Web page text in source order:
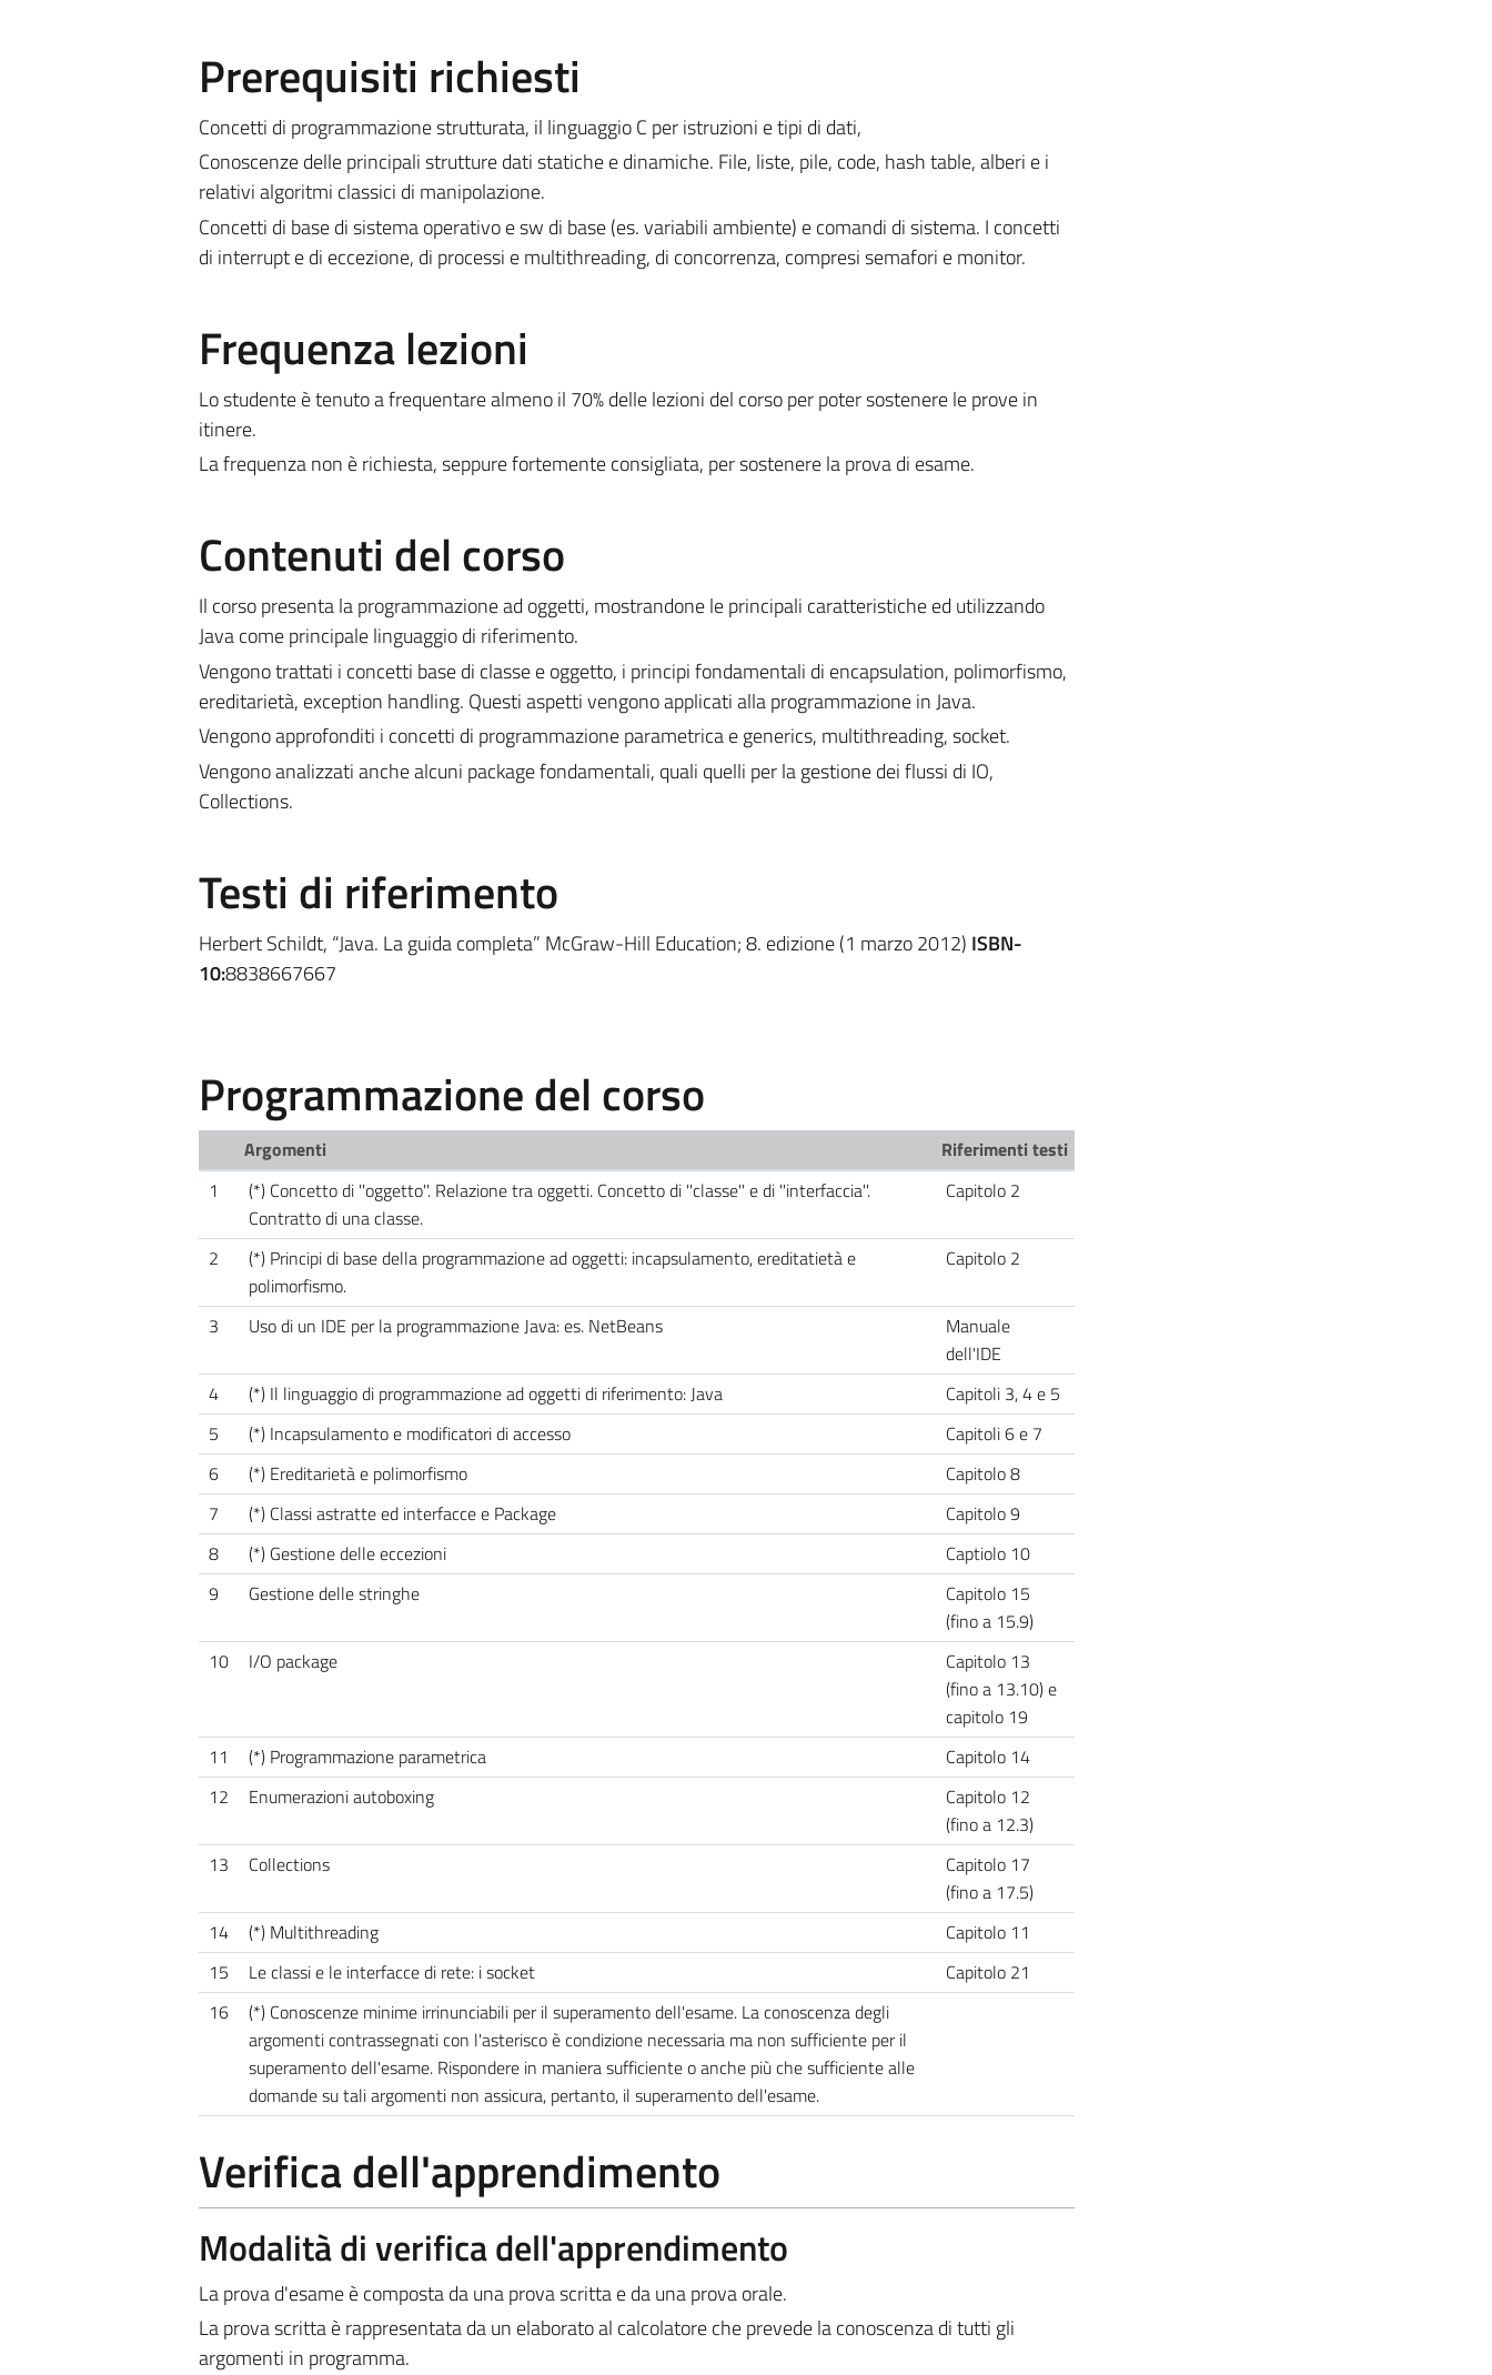
Prerequisiti richiesti
Concetti di programmazione strutturata, il linguaggio C per istruzioni e tipi di dati,
Conoscenze delle principali strutture dati statiche e dinamiche. File, liste, pile, code, hash table, alberi e i
relativi algoritmi classici di manipolazione.
Concetti di base di sistema operativo e sw di base (es. variabili ambiente) e comandi di sistema. I concetti
di interrupt e di eccezione, di processi e multithreading, di concorrenza, compresi semafori e monitor.
Frequenza lezioni
Lo studente è tenuto a frequentare almeno il 70% delle lezioni del corso per poter sostenere le prove in
itinere.
La frequenza non è richiesta, seppure fortemente consigliata, per sostenere la prova di esame.
Contenuti del corso
Il corso presenta la programmazione ad oggetti, mostrandone le principali caratteristiche ed utilizzando
Java come principale linguaggio di riferimento.
Vengono trattati i concetti base di classe e oggetto, i principi fondamentali di encapsulation, polimorfismo,
ereditarietà, exception handling. Questi aspetti vengono applicati alla programmazione in Java.
Vengono approfonditi i concetti di programmazione parametrica e generics, multithreading, socket.
Vengono analizzati anche alcuni package fondamentali, quali quelli per la gestione dei flussi di IO,
Collections.
Testi di riferimento
Herbert Schildt, “Java. La guida completa” McGraw-Hill Education; 8. edizione (1 marzo 2012) ISBN-
10:8838667667
Programmazione del corso
Argomenti
Riferimenti testi
1
(*) Concetto di ''oggetto''. Relazione tra oggetti. Concetto di ''classe'' e di ''interfaccia''.
Contratto di una classe.
Capitolo 2
2
(*) Principi di base della programmazione ad oggetti: incapsulamento, ereditatietà e
polimorfismo.
Capitolo 2
3 Uso di un IDE per la programmazione Java: es. NetBeans
Manuale
dell'IDE
4
(*) Il linguaggio di programmazione ad oggetti di riferimento: Java
Capitoli 3, 4 e 5
5
(*) Incapsulamento e modificatori di accesso
Capitoli 6 e 7
6
(*) Ereditarietà e polimorfismo
Capitolo 8
7
(*) Classi astratte ed interfacce e Package
Capitolo 9
8
(*) Gestione delle eccezioni
Captiolo 10
9
Gestione delle stringhe
Capitolo 15
(fino a 15.9)
10
I/O package
Capitolo 13
(fino a 13.10) e
capitolo 19
11
(*) Programmazione parametrica
Capitolo 14
12
Enumerazioni autoboxing
Capitolo 12
(fino a 12.3)
13
Collections
Capitolo 17
(fino a 17.5)
14
(*) Multithreading
Capitolo 11
15
Le classi e le interfacce di rete: i socket
Capitolo 21
16
(*) Conoscenze minime irrinunciabili per il superamento dell'esame. La conoscenza degli
argomenti contrassegnati con l'asterisco è condizione necessaria ma non sufficiente per il
superamento dell'esame. Rispondere in maniera sufficiente o anche più che sufficiente alle
domande su tali argomenti non assicura, pertanto, il superamento dell'esame.
Verifica dell'apprendimento
Modalità di verifica dell'apprendimento
La prova d'esame è composta da una prova scritta e da una prova orale.
La prova scritta è rappresentata da un elaborato al calcolatore che prevede la conoscenza di tutti gli
argomenti in programma.